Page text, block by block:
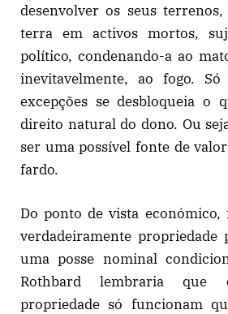
desenvolver os seus
terra em activos mortos,
político, condenando-a ao
inevitavelmente, ao fogo.
excepções se desbloqueia o
direito natural do dono. Ou
ser uma possível fonte de
fardo.
Do ponto de vista
verdadeiramente propriedade
uma posse nominal
Rothbard lembraria
propriedade só funcionam